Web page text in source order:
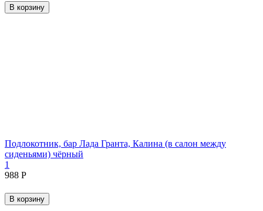
В корзину
Подлокотник, бар Лада Гранта, Калина (в салон между
сиденьями) чёрный
1
‍988‍ Р
В корзину